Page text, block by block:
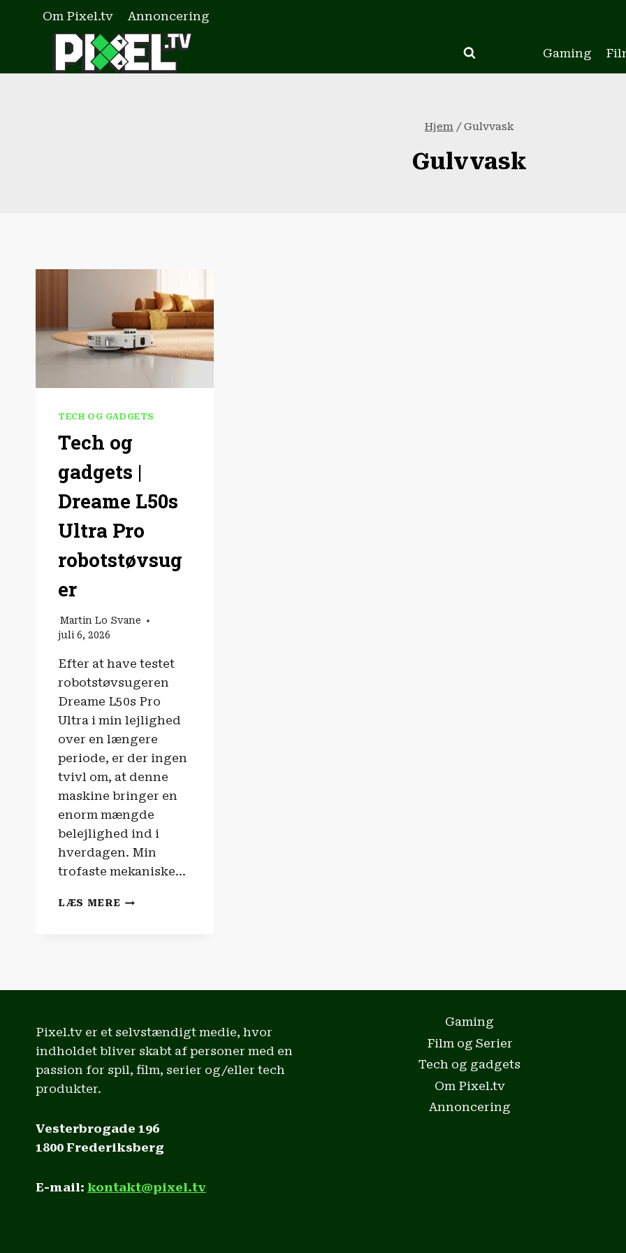
Fortsæt
Om Pixel.tv Annoncering
Gaming
Hjem / Gulvvask
Gulvvask
TECH OG GADGETS
Tech og
gadgets |
Dreame L50s
Ultra Pro
robotstøvsug
er
Martin Lo Svane
juli 6, 2026
Efter at have testet
robotstøvsugeren
Dreame L50s Pro
Ultra i min lejlighed
over en længere
periode, er der ingen
tvivl om, at denne
maskine bringer en
enorm mængde
belejlighed ind i
hverdagen. Min
trofaste mekaniske…
LÆS MERE TECH
ULTRA
Pixel.tv er et selvstændigt medie, hvor
indholdet bliver skabt af personer med en
passion for spil, film, serier og/eller tech
produkter.
Vesterbrogade 196
1800 Frederiksberg
E-mail: kontakt@pixel.tv
Gaming
Film og Serier
Tech og gadgets
Om Pixel.tv
Annoncering